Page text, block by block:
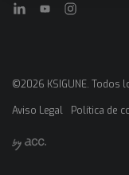
©2026 KSIGUNE. Todos
legales
Aviso Legal Política de